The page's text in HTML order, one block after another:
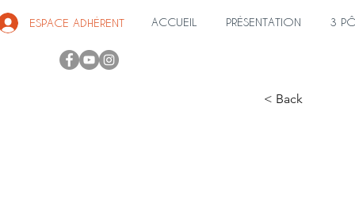
ESPACE ADHÉRENT ACCUEIL PRÉSENTATION 3
< Back